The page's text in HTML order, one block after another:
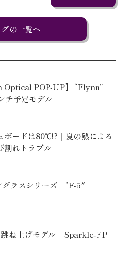
の一覧へ
Optical POP-UP】 “Flynn”
チ予定モデル
ボードは80℃!?｜夏の熱による
割れトラブル
グラスシリーズ ”F-5″
ね上げモデル – Sparkle-FP –